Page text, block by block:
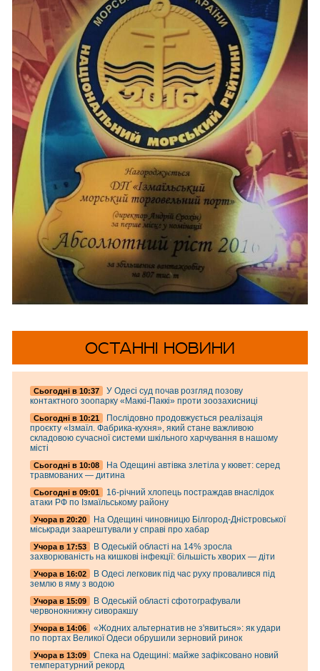
ОСТАННІ НОВИНИ
Cьогодні в 10:37
У Одесі суд почав розгляд позову
контактного зоопарку «Маккі-Паккі» проти зоозахисниці
Cьогодні в 10:21
Послідовно продовжується реалізація
проєкту «Ізмаїл. Фабрика-кухня», який стане важливою
складовою сучасної системи шкільного харчування в нашому
місті
Cьогодні в 10:08
На Одещині автівка злетіла у кювет: серед
травмованих — дитина
Cьогодні в 09:01
16-річний хлопець постраждав внаслідок
атаки РФ по Ізмаїльському району
Учора в 20:20
На Одещині чиновницю Білгород-Дністровської
міськради заарештували у справі про хабар
Учора в 17:53
В Одеській області на 14% зросла
захворюваність на кишкові інфекції: більшість хворих — діти
Учора в 16:02
В Одесі легковик під час руху провалився під
землю в яму з водою
Учора в 15:09
В Одеській області сфотографували
червонокнижну сиворакшу
Учора в 14:06
«Жодних альтернатив не з'явиться»: як удари
по портах Великої Одеси обрушили зерновий ринок
Учора в 13:09
Спека на Одещині: майже зафіксовано новий
температурний рекорд